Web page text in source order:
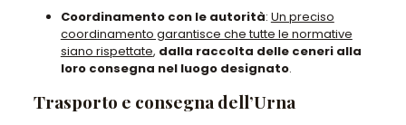
Coordinamento con le autorità: Un preciso
coordinamento garantisce che tutte le normative
siano rispettate, dalla raccolta delle ceneri alla
loro consegna nel luogo designato.
Trasporto e consegna dell’Urna